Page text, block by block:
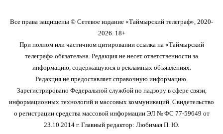
Все права защищены © Сетевое издание «Таймырский телеграф», 2020-
2026. 18+
При полном или частичном цитировании ссылка на «Таймырский
телеграф» обязательна. Редакция не несет ответственности за
информацию, содержащуюся в рекламных объявлениях.
Редакция не предоставляет справочную информацию.
Зарегистрировано Федеральной службой по надзору в сфере связи,
информационных технологий и массовых коммуникаций. Свидетельство
о регистрации средства массовой информации ЭЛ № ФС 77-59649 от
23.10.2014 г. Главный редактор: Любимая П. Ю.